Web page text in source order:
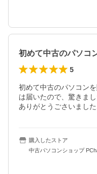
5
初めて中古のパソコン
は届いたので、驚きまし
ありがとうごさいました
購入したストア
中古パソコンショップ